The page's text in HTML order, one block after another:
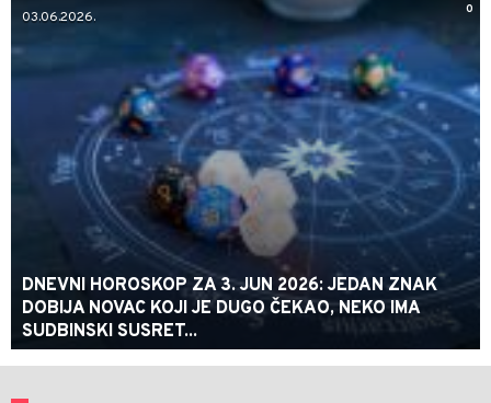
0
03.06.2026.
DNEVNI HOROSKOP ZA 3. JUN 2026: JEDAN ZNAK
DOBIJA NOVAC KOJI JE DUGO ČEKAO, NEKO IMA
SUDBINSKI SUSRET...